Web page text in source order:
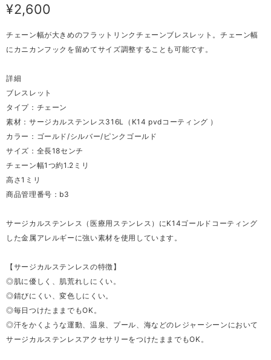
¥2,600
チェーン幅が大きめのフラットリンクチェーンブレスレット。チェーン幅
にカニカンフックを留めてサイズ調整することも可能です。
詳細
ブレスレット
タイプ：チェーン
素材：サージカルステンレス316L（K14 pvdコーティング ）
カラー：ゴールド/シルバー/ピンクゴールド
サイズ：全長18センチ
チェーン幅1つ約1.2ミリ
高さ1ミリ
商品管理番号：b3
サージカルステンレス（医療用ステンレス）にK14ゴールドコーティング
した金属アレルギーに強い素材を使用しています。
【サージカルステンレスの特徴】
◎肌に優しく、肌荒れしにくい。
◎錆びにくい、変色しにくい。
◎毎日つけたままでもOK。
◎汗をかくような運動、温泉、プール、海などのレジャーシーンにおいて
サージカルステンレスアクセサリーをつけたままでもOK。